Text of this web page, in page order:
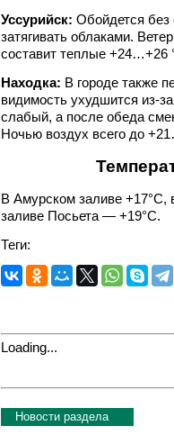
Уссурийск: Обойдется без
затягивать облаками.
составит теплые +24…+26
Находка: В городе также
видимость ухудшится из-
слабый, а после обеда
Ночью воздух всего до
В Амурском заливе +17°С,
заливе Посьета — +19°С.
Теги:
Loading...
Новости раздела